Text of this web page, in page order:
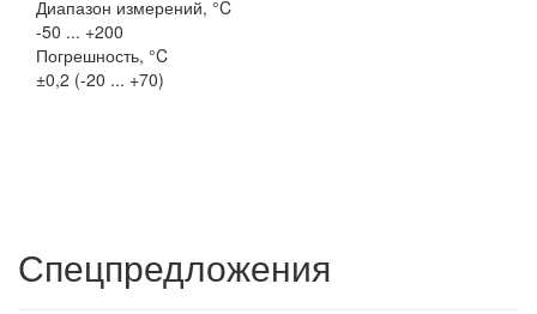
Диапазон измерений, °C
-50 ... +200
Погрешность, °C
±0,2 (-20 ... +70)
Спецпредложения